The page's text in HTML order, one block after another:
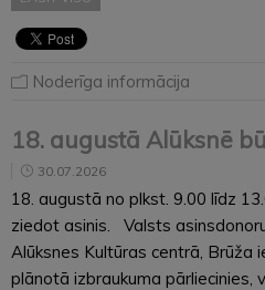
Noderīga informācija
18. augustā Alūksnē
30.07.2026
18. augustā no plkst. 9.00 līdz
ziedot asinis. Valsts
Alūksnes Kultūras centrā, Brūža
plānotā izbraukuma pārliecinies,